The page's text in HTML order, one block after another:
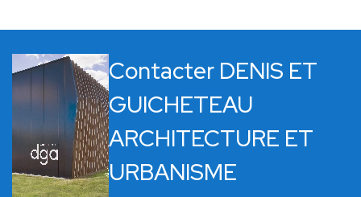
Contacter DENIS ET
GUICHETEAU
ARCHITECTURE ET
URBANISME